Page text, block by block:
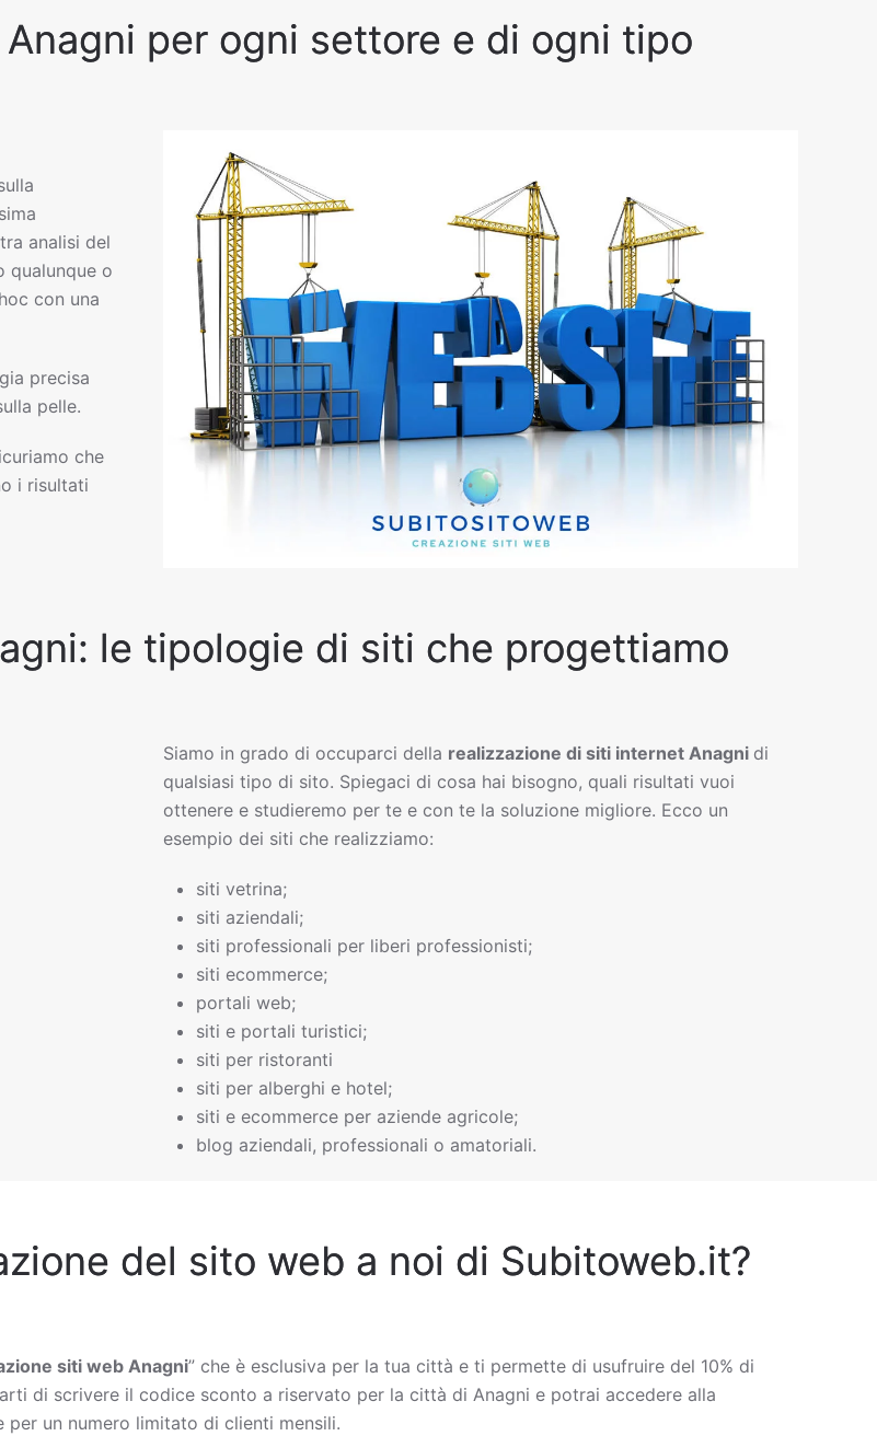
per ogni settore e di ogni tipo
analisi del
qualunque o
con una
precisa
pelle.
che
i risultati
le tipologie di siti che progettiamo
Siamo in grado di occuparci della realizzazione di siti internet Anagni di
qualsiasi tipo di sito. Spiegaci di cosa hai bisogno, quali risultati vuoi
ottenere e studieremo per te e con te la soluzione migliore. Ecco un
esempio dei siti che realizziamo:
siti vetrina;
siti aziendali;
siti professionali per liberi professionisti;
siti ecommerce;
portali web;
siti e portali turistici;
siti per ristoranti
siti per alberghi e hotel;
siti e ecommerce per aziende agricole;
blog aziendali, professionali o amatoriali.
del sito web a noi di Subitoweb.it?
siti web Anagni” che è esclusiva per la tua città e ti permette di usufruire del 10% di
di scrivere il codice sconto a riservato per la città di Anagni e potrai accedere alla
un numero limitato di clienti mensili.